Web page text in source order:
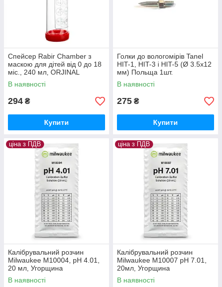
Спейсер Rabir Chamber з
маскою для дітей від 0 до 18
міс., 240 мл, ORJINAL
MEDIKAL, Туреччина
В наявності
294 ₴
Купити
Голки до вологомірів Tanel
HIT-1, HIT-3 і HIT-5 (Ø 3.5x12
мм) Польща 1шт.
В наявності
275 ₴
Купити
ціна з ПДВ
Калібрувальний розчин
Milwaukee M10004, рН 4.01,
20 мл, Угорщина
В наявності
ціна з ПДВ
Калібрувальний розчин
Milwaukee M10007 pH 7.01,
20мл, Угорщина
В наявності